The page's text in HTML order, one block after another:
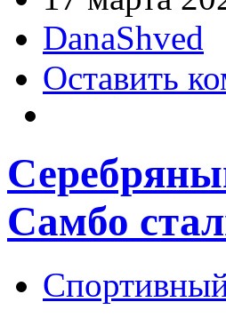
DanaShved
Оставить
Самбо